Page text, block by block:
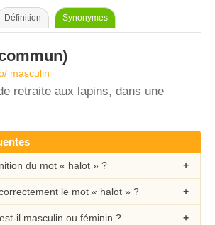
Définition Synonymes
masculin
retraite aux lapins, dans une
du mot « halot » ?
le mot « halot » ?
il masculin ou féminin ?